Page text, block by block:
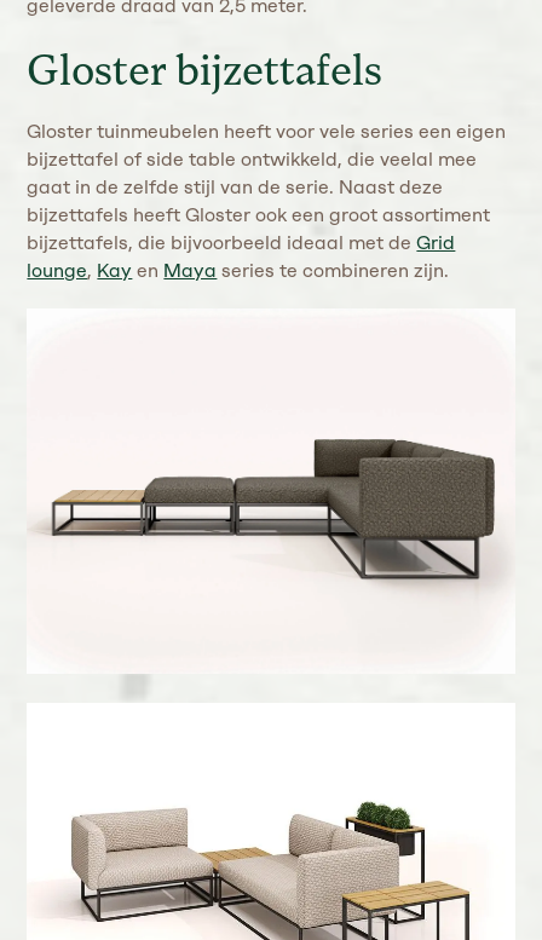
geleverde draad van 2,5 meter.
Gloster bijzettafels
Gloster tuinmeubelen heeft voor vele series een eigen
bijzettafel of side table ontwikkeld, die veelal mee
gaat in de zelfde stijl van de serie. Naast deze
bijzettafels heeft Gloster ook een groot assortiment
bijzettafels, die bijvoorbeeld ideaal met deGrid
lounge, Kay en Maya series te combineren zijn.